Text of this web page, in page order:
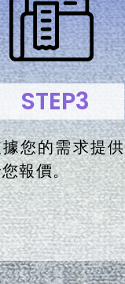
STEP3
據您的需求提供
報價。